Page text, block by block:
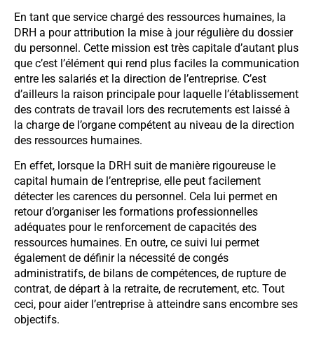
En tant que service chargé des ressources humaines, la
DRH a pour attribution la mise à jour régulière du dossier
du personnel. Cette mission est très capitale d’autant plus
que c’est l’élément qui rend plus faciles la communication
entre les salariés et la direction de l’entreprise. C’est
d’ailleurs la raison principale pour laquelle l’établissement
des contrats de travail lors des recrutements est laissé à
la charge de l’organe compétent au niveau de la direction
des ressources humaines.
En effet, lorsque la DRH suit de manière rigoureuse le
capital humain de l’entreprise, elle peut facilement
détecter les carences du personnel. Cela lui permet en
retour d’organiser les formations professionnelles
adéquates pour le renforcement de capacités des
ressources humaines. En outre, ce suivi lui permet
également de définir la nécessité de congés
administratifs, de bilans de compétences, de rupture de
contrat, de départ à la retraite, de recrutement, etc. Tout
ceci, pour aider l’entreprise à atteindre sans encombre ses
objectifs.